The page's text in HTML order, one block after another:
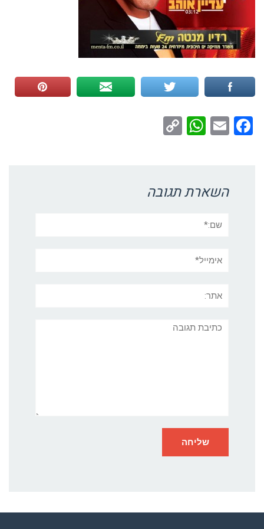
Facebook
Email
WhatsApp
השארת תגובה
תגובה